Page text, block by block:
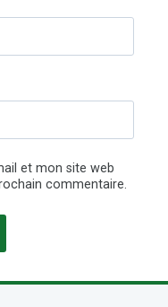
et mon site web
commentaire.